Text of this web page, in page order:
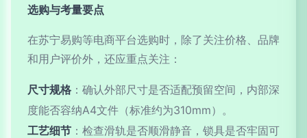
选购与考量要点
在苏宁易购等电商平台选购时，除了关注价格、品牌
和用户评价外，还应重点关注：
尺寸规格 ：确认外部尺寸是否适配预留空间，内部深
度能否容纳A4文件（标准约为310mm）。
工艺细节 ：检查滑轨是否顺滑静音，锁具是否牢固可